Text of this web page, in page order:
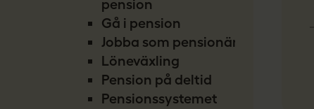
pension
Gå i pension
Jobba som pensionär
Löneväxling
Pension på deltid
Pensionssystemet